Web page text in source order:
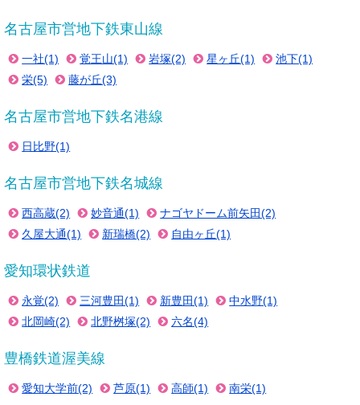
名古屋市営地下鉄東山線
一社(1) 覚王山(1) 岩塚(2) 星ヶ丘(1)
池下(1)
栄(5)
藤が丘(3)
名古屋市営地下鉄名港線
日比野(1)
名古屋市営地下鉄名城線
西高蔵(2) 妙音通(1)
ナゴヤドーム前矢田(2)
久屋大通(1)
新瑞橋(2) 自由ヶ丘(1)
愛知環状鉄道
永覚(2) 三河豊田(1) 新豊田(1)
中水野(1)
北岡崎(2)
北野桝塚(2) 六名(4)
豊橋鉄道渥美線
愛知大学前(2) 芦原(1) 高師(1) 南栄(1)